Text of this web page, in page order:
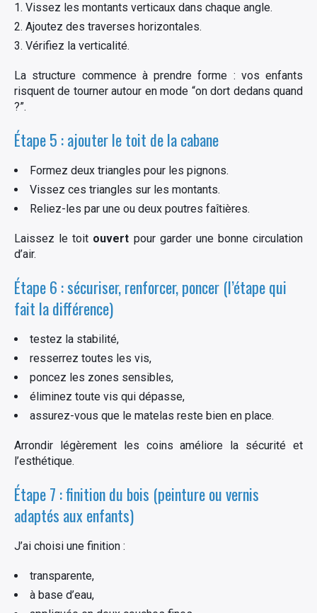
Vissez les montants verticaux dans chaque angle.
Ajoutez des traverses horizontales.
Vérifiez la verticalité.
La structure commence à prendre forme : vos enfants
risquent de tourner autour en mode “on dort dedans quand
?”.
Étape 5 : ajouter le toit de la cabane
Formez deux triangles pour les pignons.
Vissez ces triangles sur les montants.
Reliez-les par une ou deux poutres faîtières.
Laissez le toit ouvert pour garder une bonne circulation
d’air.
Étape 6 : sécuriser, renforcer, poncer (l’étape qui
fait la différence)
testez la stabilité,
resserrez toutes les vis,
poncez les zones sensibles,
éliminez toute vis qui dépasse,
assurez-vous que le matelas reste bien en place.
Arrondir légèrement les coins améliore la sécurité et
l’esthétique.
Étape 7 : finition du bois (peinture ou vernis
adaptés aux enfants)
J’ai choisi une finition :
transparente,
à base d’eau,